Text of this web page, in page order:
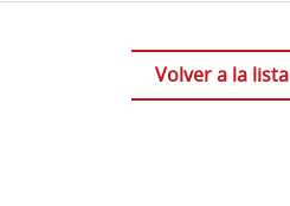
Volver a la lista